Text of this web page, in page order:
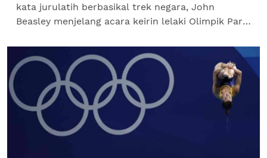
kata jurulatih berbasikal trek negara, John
Beasley menjelang acara keirin lelaki Olimpik Paris
Malaysia di...